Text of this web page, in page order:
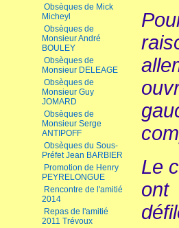
Obsèques de Mick
Micheyl
Obsèques de
Monsieur André
BOULEY
Obsèques de
Monsieur DELEAGE
Obsèques de
Monsieur Guy
JOMARD
Obsèques de
Monsieur Serge
ANTIPOFF
Obsèques du Sous-
Préfet Jean BARBIER
Promotion de Henry
PEYRELONGUE
Rencontre de l'amitié
2014
Repas de l'amitié
2011 Trévoux
Le
ont